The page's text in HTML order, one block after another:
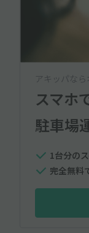
アキッパなら
スマホ
駐車場
1台分の
完全無料